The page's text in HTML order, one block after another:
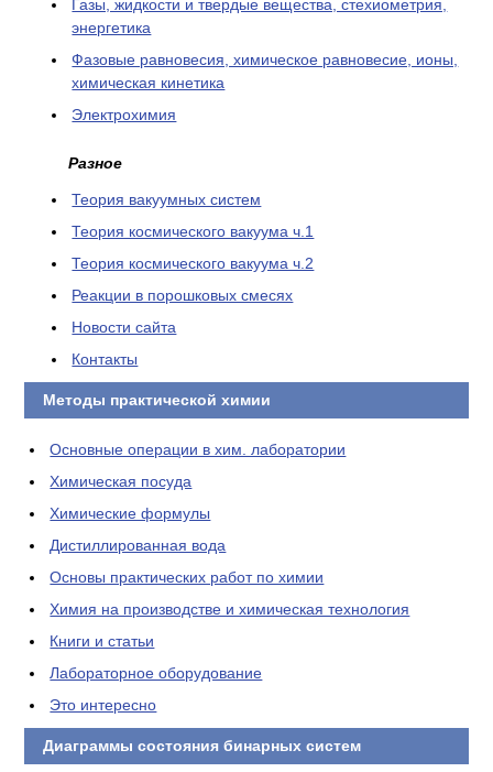
Газы, жидкости и твердые вещества, стехиометрия,
энергетика
Фазовые равновесия, химическое равновесие, ионы,
химическая кинетика
Электрохимия
Разное
Теория вакуумных систем
Теория космического вакуума ч.1
Теория космического вакуума ч.2
Реакции в порошковых смесях
Новости сайта
Контакты
Методы практической химии
Основные операции в хим. лаборатории
Химическая посуда
Химические формулы
Дистиллированная вода
Основы практических работ по химии
Химия на производстве и химическая технология
Книги и статьи
Лабораторное оборудование
Это интересно
Диаграммы состояния бинарных систем